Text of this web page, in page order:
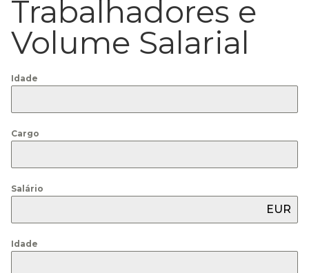
Trabalhadores e
Volume Salarial
Idade
Cargo
Salário
EUR
Idade